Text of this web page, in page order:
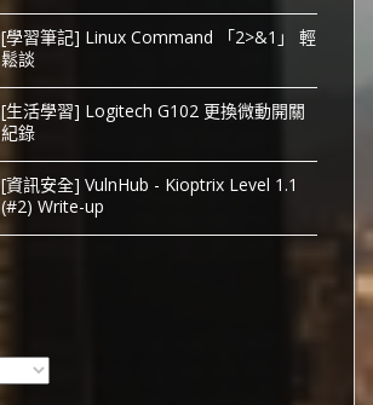
[學習筆記] Linux Command 「2>&1」 輕
鬆談
[生活學習] Logitech G102 更換微動開關
紀錄
[資訊安全] VulnHub - Kioptrix Level 1.1
(#2) Write-up